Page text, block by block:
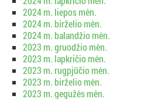
2024 m. liepos mėn.
2024 m. birželio mėn.
2024 m. balandžio mėn.
2023 m. gruodžio mėn.
2023 m. lapkričio mėn.
2023 m. rugpjūčio mėn.
2023 m. birželio mėn.
2023 m. gegužės mėn.